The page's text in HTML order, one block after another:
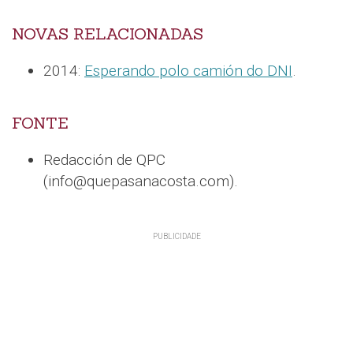
NOVAS RELACIONADAS
2014: Esperando polo camión do DNI.
FONTE
Redacción de QPC
(info@quepasanacosta.com).